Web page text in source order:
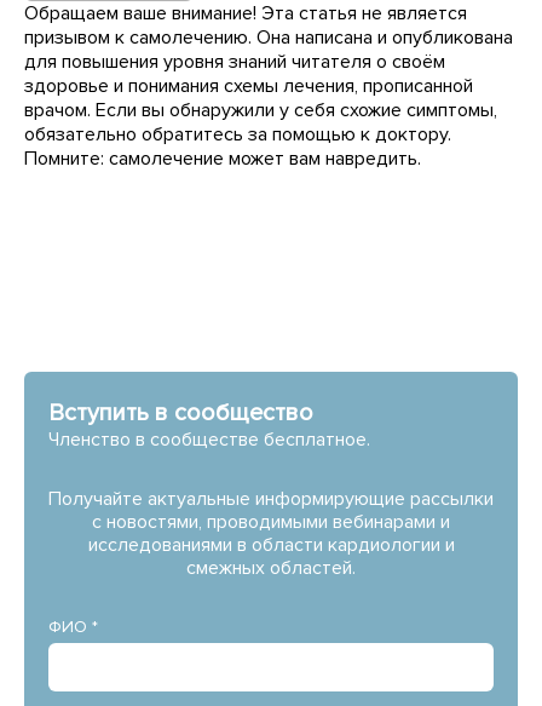
Обращаем ваше внимание! Эта статья не является
призывом к самолечению. Она написана и опубликована
для повышения уровня знаний читателя о своём
здоровье и понимания схемы лечения, прописанной
врачом. Если вы обнаружили у себя схожие симптомы,
обязательно обратитесь за помощью к доктору.
Помните: самолечение может вам навредить.
Вступить в сообщество
Членство в сообществе бесплатное.
Получайте актуальные информирующие рассылки
с новостями, проводимыми вебинарами и
исследованиями в области кардиологии и
смежных областей.
ФИО *